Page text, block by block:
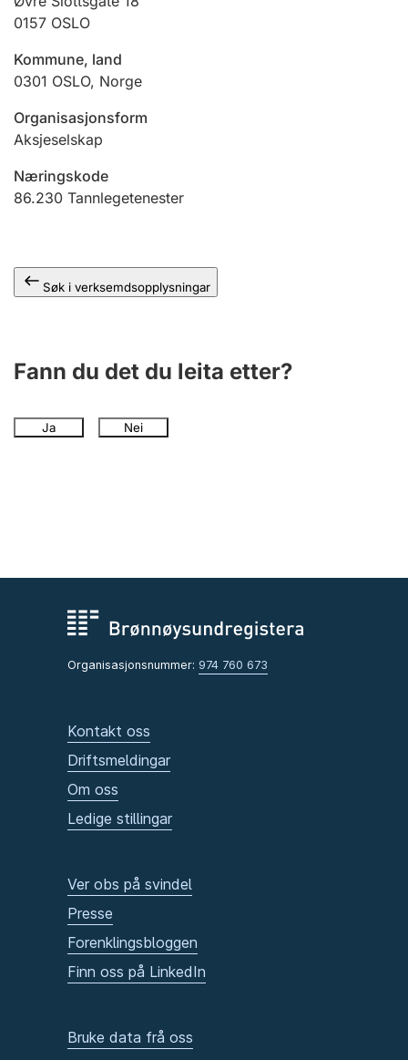
Jeger
Ektepaktrettleiaren
Andre tema
0157 OSLO
Kommune, land
0301 OSLO, Norge
Organisasjonsform
Aksjeselskap
Næringskode
86.230 Tannlegetenester
Søk i verksemdsopplysningar
Fann du det du leita etter?
Ja Nei
Organisasjonsnummer: 974 760 673
Kontakt oss
Driftsmeldingar
Om oss
Ledige stillingar
Ver obs på svindel
Presse
Forenklingsbloggen
Finn oss på LinkedIn
Bruke data frå oss